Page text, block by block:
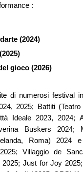
:
(2024)
gioco (2026)
di numerosi festival
2025; Battiti
Ideale 2023, 2024;
Buskers 2024;
Roma) 2024
Villaggio de
2025; Just for Joy